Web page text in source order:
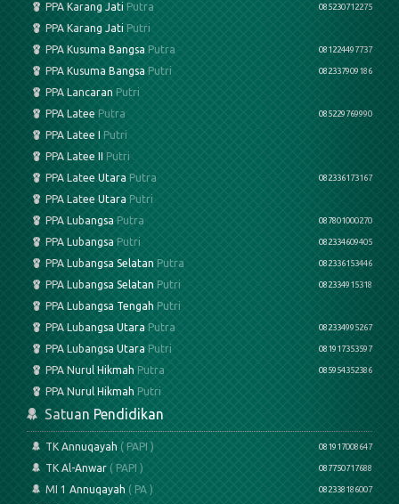
PPA Karang Jati Putra 085230712275
PPA Karang Jati Putri
PPA Kusuma Bangsa Putra 081224497737
PPA Kusuma Bangsa Putri 082337909186
PPA Lancaran Putri
PPA Latee Putra 085229769990
PPA Latee I Putri
PPA Latee II Putri
PPA Latee Utara Putra 082336173167
PPA Latee Utara Putri
PPA Lubangsa Putra 087801000270
PPA Lubangsa Putri 082334609405
PPA Lubangsa SelatanPutra 082336153446
PPA Lubangsa Selatan Putri 082334915318
PPA Lubangsa TengahPutri
PPA Lubangsa Utara Putra 082334995267
PPA Lubangsa Utara Putri 081917353597
PPA Nurul Hikmah Putra 085954352386
PPA Nurul Hikmah Putri
Satuan Pendidikan
TK Annuqayah ( PAPI ) 081917008647
TK Al-Anwar ( PAPI ) 087750717688
MI 1 Annuqayah ( PA ) 082338186007